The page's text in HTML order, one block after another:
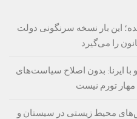
این بار نسخه سرنگونی دولت
را می‌گیرد
ایرنا: بدون اصلاح سیاست‌های
مهار تورم نیست
محیط زیستی در سیستان و